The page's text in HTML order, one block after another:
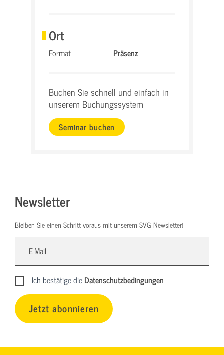
Ort
Format Präsenz
Buchen Sie schnell und einfach in
unserem Buchungssystem
Seminar buchen
Newsletter
Bleiben Sie einen Schritt voraus mit unserem SVG Newsletter!
Ich bestätige dieDatenschutzbedingungen
Jetzt abonnieren